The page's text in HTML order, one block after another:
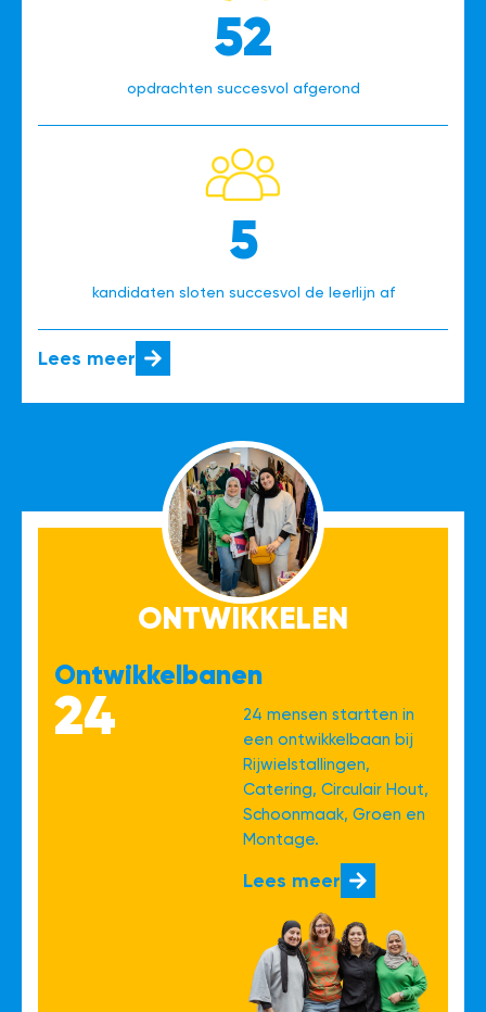
52
opdrachten succesvol afgerond
5
kandidaten sloten succesvol de leerlijn af
Lees meer
ONTWIKKELEN
Ontwikkelbanen
24
24 mensen startten in
een ontwikkelbaan bij
Rijwielstallingen,
Catering, Circulair Hout,
Schoonmaak, Groen en
Montage.
Lees meer